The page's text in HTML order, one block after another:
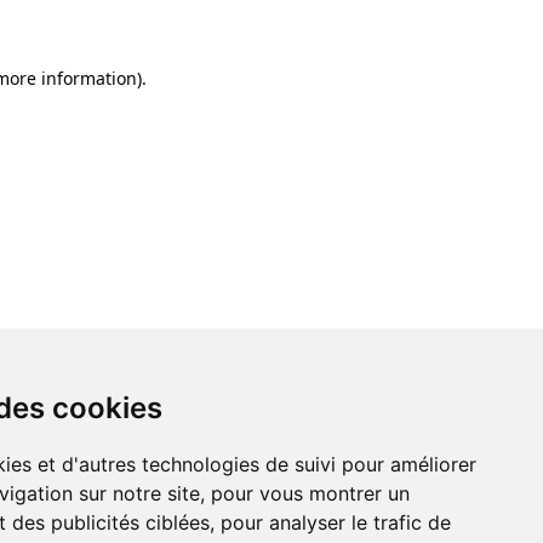
cookies
et d'autres technologies de suivi pour améliorer
sur notre site, pour vous montrer un
des publicités ciblées, pour analyser le trafic de
information).